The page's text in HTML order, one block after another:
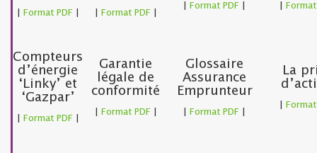
Format PDF Format PDF
Format PDF Format
Compteurs
d’énergie
‘Linky’ et
‘Gazpar’
Format PDF
Garantie
légale de
conformité
Format PDF
Glossaire
Assurance
Emprunteur
Format PDF
La
Format